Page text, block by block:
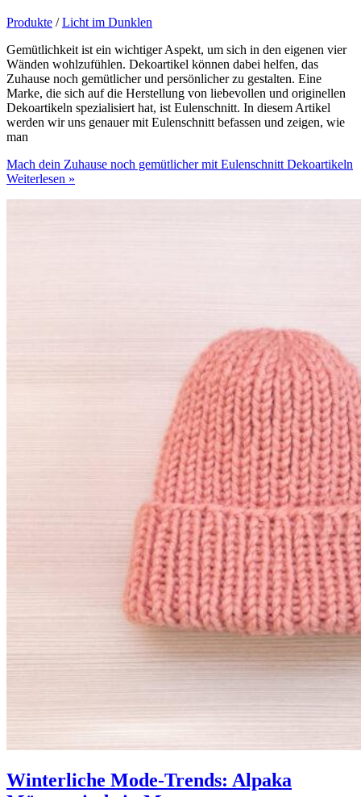
Produkte /Licht im Dunklen
Gemütlichkeit ist ein wichtiger Aspekt, um sich in den eigenen vier
Wänden wohlzufühlen. Dekoartikel können dabei helfen, das
Zuhause noch gemütlicher und persönlicher zu gestalten. Eine
Marke, die sich auf die Herstellung von liebevollen und originellen
Dekoartikeln spezialisiert hat, ist Eulenschnitt. In diesem Artikel
werden wir uns genauer mit Eulenschnitt befassen und zeigen, wie
man
Mach dein Zuhause noch gemütlicher mit Eulenschnitt Dekoartikeln
Weiterlesen »
Winterliche Mode-Trends: Alpaka